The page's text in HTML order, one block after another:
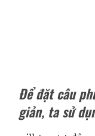
Để đặt câu
giản, ta sử